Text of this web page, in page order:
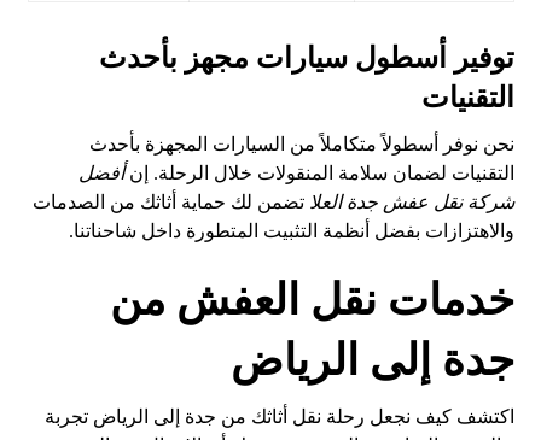
توفير أسطول سيارات مجهز بأحدث
التقنيات
نحن نوفر أسطولاً متكاملاً من السيارات المجهزة بأحدث
التقنيات لضمان سلامة المنقولات خلال الرحلة. إنأفضل
شركة نقل عفش جدة العلا تضمن لك حماية أثاثك من الصدمات
والاهتزازات بفضل أنظمة التثبيت المتطورة داخل شاحناتنا.
خدمات نقل العفش من
جدة إلى الرياض
اكتشف كيف نجعل رحلة نقل أثاثك من جدة إلى الرياض تجربة